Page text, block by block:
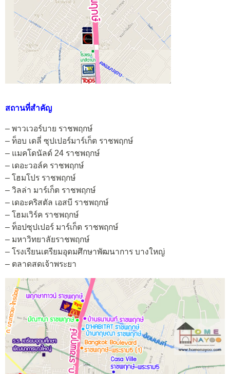
สถานที่สำคัญ
– พาวเวอร์บาย ราชพฤกษ์
– ท็อบ เดลี่ ซุปเปอร์มาร์เก็ต ราชพฤกษ์
– แมคโดนัลด์ 24 ราชพฤกษ์
– เดอะวอล์ค ราชพฤกษ์
– โฮมโปร ราชพฤกษ์
– วิลล่า มาร์เก็ต ราชพฤกษ์
– เดอะคริสตัล เอสบี ราชพฤกษ์
– โฮมเวิร์ค ราชพฤกษ์
– ท็อปซุปเปอร์ มาร์เก็ต ราชพฤกษ์
– มหาวิทยาลัยราชพฤกษ์
– โรงเรียนเตรียมอุดมศึกษาพัฒนาการ บางใหญ่
– ตลาดสดเจ้าพระยา